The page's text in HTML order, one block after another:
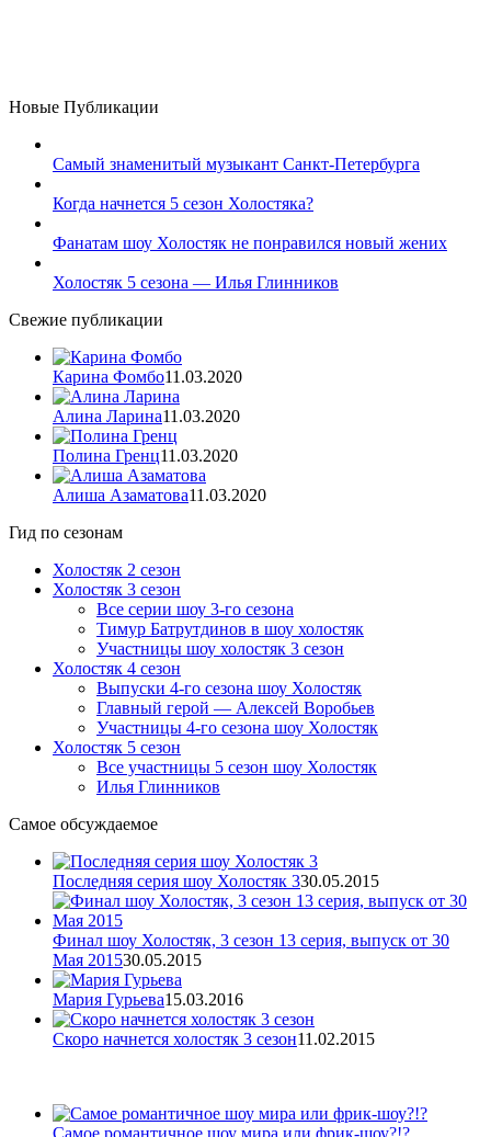
Новые Публикации
Самый знаменитый музыкант Санкт-Петербурга
Когда начнется 5 сезон Холостяка?
Фанатам шоу Холостяк не понравился новый жених
Холостяк 5 сезона — Илья Глинников
Свежие публикации
Карина Фомбо11.03.2020
Алина Ларина11.03.2020
Полина Гренц11.03.2020
Алиша Азаматова11.03.2020
Гид по сезонам
Холостяк 2 сезон
Холостяк 3 сезон
Все серии шоу 3-го сезона
Тимур Батрутдинов в шоу холостяк
Участницы шоу холостяк 3 сезон
Холостяк 4 сезон
Выпуски 4-го сезона шоу Холостяк
Главный герой — Алексей Воробьев
Участницы 4-го сезона шоу Холостяк
Холостяк 5 сезон
Все участницы 5 сезон шоу Холостяк
Илья Глинников
Самое обсуждаемое
Последняя серия шоу Холостяк 330.05.2015
Финал шоу Холостяк, 3 сезон 13 серия, выпуск от 30
Мая 201530.05.2015
Мария Гурьева15.03.2016
Скоро начнется холостяк 3 сезон11.02.2015